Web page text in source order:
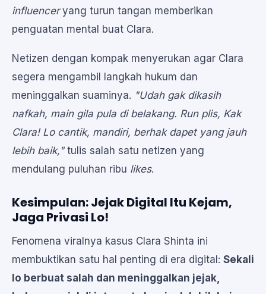
influenceryang turun tangan memberikan
penguatan mental buat Clara.
Netizen dengan kompak menyerukan agar Clara
segera mengambil langkah hukum dan
meninggalkan suaminya. "Udah gak dikasih
nafkah, main gila pula di belakang. Run plis, Kak
Clara! Lo cantik, mandiri, berhak dapet yang jauh
lebih baik,"tulis salah satu netizen yang
mendulang puluhan ribu likes.
Kesimpulan: Jejak Digital Itu Kejam,
Jaga Privasi Lo!
Fenomena viralnya kasus Clara Shinta ini
membuktikan satu hal penting di era digital: Sekali
lo berbuat salah dan meninggalkan jejak,